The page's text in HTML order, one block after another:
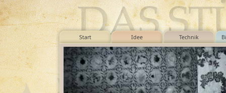
Start Idee Technik